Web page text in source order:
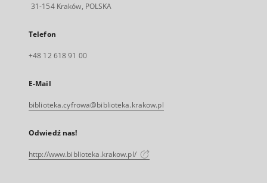
31-154 Kraków, POLSKA
Telefon
+48 12 618 91 00
E-Mail
biblioteka.cyfrowa@biblioteka.krakow.pl
Odwiedź nas!
http://www.biblioteka.krakow.pl/